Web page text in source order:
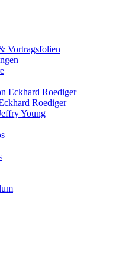
Vortragsfolien
Eckhard Roediger
Roediger
Young